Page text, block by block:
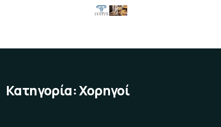
Κατηγορία:Χορηγοί